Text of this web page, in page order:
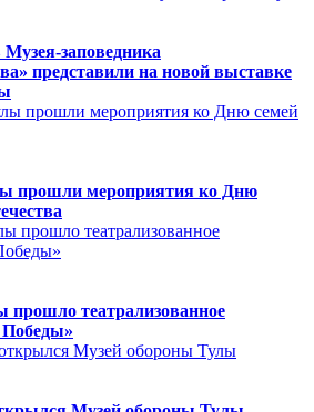
заповедника
представили на новой выставке
прошли мероприятия ко Дню
прошло театрализованное
Победы»